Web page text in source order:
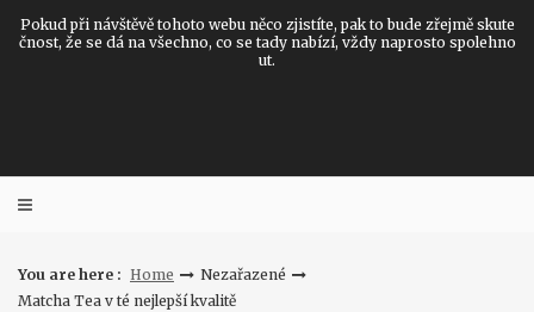
Pokud při návštěvě tohoto webu něco zjistíte, pak to bude zřejmě skute
čnost, že se dá na všechno, co se tady nabízí, vždy naprosto spolehno
ut.
You are here : Home
Nezařazené
Matcha Tea v té nejlepší kvalitě